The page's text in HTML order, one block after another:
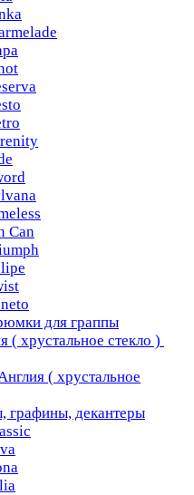
Can
для граппы
( хрустальное стекло )
( хрустальное
графины, декантеры